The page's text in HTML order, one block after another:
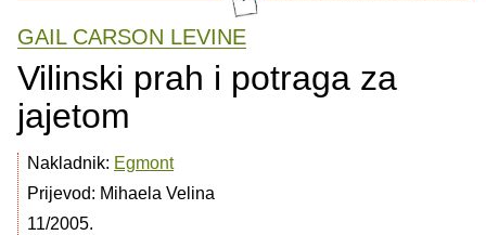
GAIL CARSON LEVINE
Vilinski prah i potraga za
jajetom
Nakladnik: Egmont
Prijevod: Mihaela Velina
11/2005.